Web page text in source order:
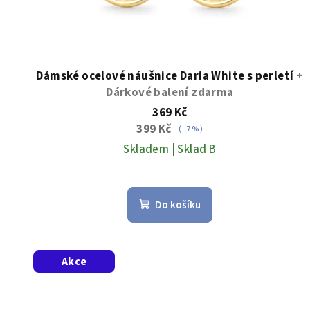
Dámské ocelové náušnice Daria White s perletí+
Dárkové balení zdarma
369 Kč
399 Kč (–7 %)
Skladem | Sklad B
Do košíku
Akce